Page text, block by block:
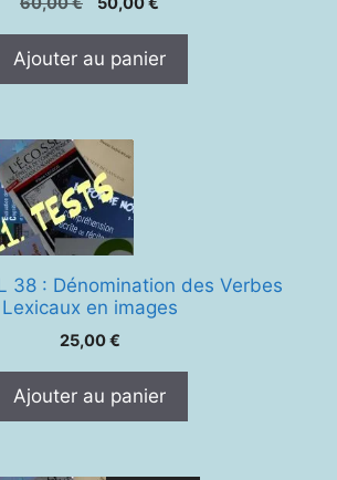
était :
est :
Ajouter au panier
38 : Dénomination des Verbes
Lexicaux en images
25,00€
Ajouter au panier